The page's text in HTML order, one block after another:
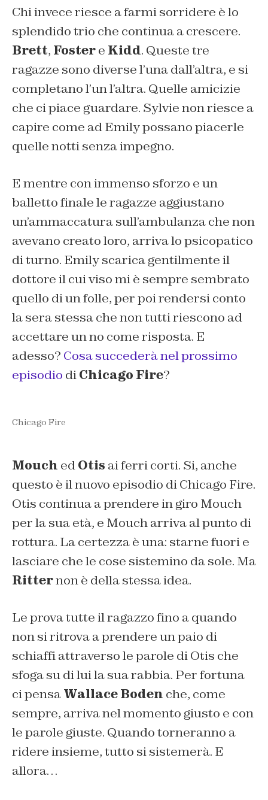
Chi invece riesce a farmi sorridere è lo
splendido trio che continua a crescere.
Brett, Fostere Kidd. Queste tre
ragazze sono diverse l’una dall’altra, e si
completano l’un l’altra. Quelle amicizie
che ci piace guardare. Sylvie non riesce a
capire come ad Emily possano piacerle
quelle notti senza impegno.
E mentre con immenso sforzo e un
balletto finale le ragazze aggiustano
un’ammaccatura sull’ambulanza che non
avevano creato loro, arriva lo psicopatico
di turno. Emily scarica gentilmente il
dottore il cui viso mi è sempre sembrato
quello di un folle, per poi rendersi conto
la sera stessa che non tutti riescono ad
accettare un no come risposta. E
adesso? Cosa succederà nel prossimo
episodio diChicago Fire?
Chicago Fire
Mouch edOtis ai ferri corti. Si, anche
questo è il nuovo episodio di Chicago Fire.
Otis continua a prendere in giro Mouch
per la sua età, e Mouch arriva al punto di
rottura. La certezza è una: starne fuori e
lasciare che le cose sistemino da sole. Ma
Ritternon è della stessa idea.
Le prova tutte il ragazzo fino a quando
non si ritrova a prendere un paio di
schiaffi attraverso le parole di Otis che
sfoga su di lui la sua rabbia. Per fortuna
ci pensaWallace Boden che, come
sempre, arriva nel momento giusto e con
le parole giuste. Quando torneranno a
ridere insieme, tutto si sistemerà. E
allora…